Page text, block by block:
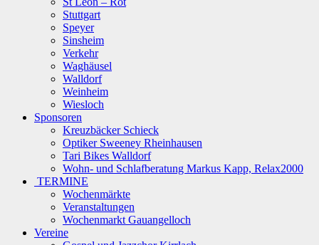
Stuttgart
Speyer
Sinsheim
Verkehr
Waghäusel
Walldorf
Weinheim
Wiesloch
Sponsoren
Kreuzbäcker Schieck
Optiker Sweeney Rheinhausen
Tari Bikes Walldorf
Wohn- und Schlafberatung Markus Kapp, Relax2000
TERMINE
Wochenmärkte
Veranstaltungen
Wochenmarkt Gauangelloch
Vereine